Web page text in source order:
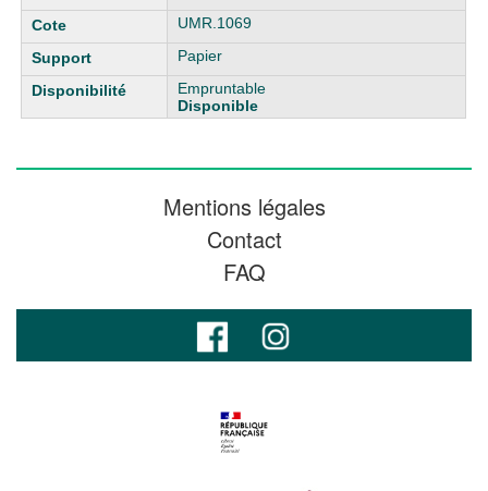
UMR.1069
Papier
Empruntable
Disponible
Mentions légales
Contact
FAQ